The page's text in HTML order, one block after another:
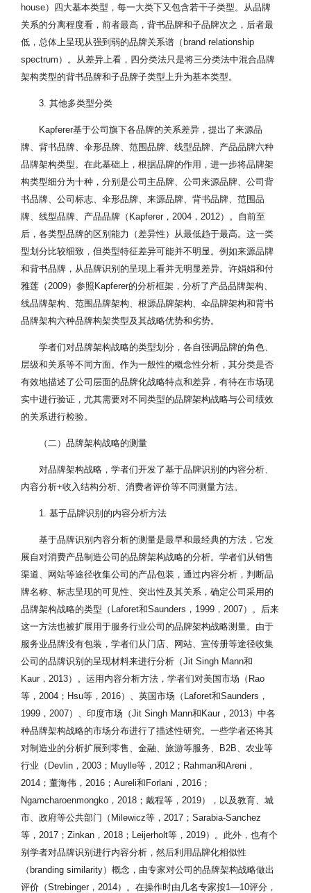
house）四大基本类型，每一大类下又包含若干子类型。从品牌
关系的分离程度看，前者最高，背书品牌和子品牌次之，后者最
低，总体上呈现从强到弱的品牌关系谱（brand relationship
spectrum）。从差异上看，四分类法只是将三分类法中混合品牌
架构类型的背书品牌和子品牌子类型上升为基本类型。
3. 其他多类型分类
Kapferer基于公司旗下各品牌的关系差异，提出了来源品
牌、背书品牌、伞形品牌、范围品牌、线型品牌、产品品牌六种
品牌架构类型。在此基础上，根据品牌的作用，进一步将品牌架
构类型细分为十种，分别是公司主品牌、公司来源品牌、公司背
书品牌、公司标志、伞形品牌、来源品牌、背书品牌、范围品
牌、线型品牌、产品品牌（Kapferer，2004，2012）。自前至
后，各类型品牌的区别能力（差异性）从最低趋于最高。这一类
型划分比较细致，但类型特征差异可能并不明显。例如来源品牌
和背书品牌，从品牌识别的呈现上看并无明显差异。许娟娟和付
雅莲（2009）参照Kapferer的分析框架，分析了产品品牌架构、
线品牌架构、范围品牌架构、根源品牌架构、伞品牌架构和背书
品牌架构六种品牌构架类型及其战略优势和劣势。
学者们对品牌架构战略的类型划分，各自强调品牌的角色、
层级和关系等不同方面。作为一般性的概念性分析，其分类是否
有效地描述了公司层面的品牌化战略特点和差异，有待在市场现
实中进行验证，尤其需要对不同类型的品牌架构战略与公司绩效
的关系进行检验。
（二）品牌架构战略的测量
对品牌架构战略，学者们开发了基于品牌识别的内容分析、
内容分析+收入结构分析、消费者评价等不同测量方法。
1. 基于品牌识别的内容分析方法
基于品牌识别内容分析的测量是最早和最经典的方法，它发
展自对消费产品制造公司的品牌架构战略的分析。学者们从销售
渠道、网站等途径收集公司的产品包装，通过内容分析，判断品
牌名称、标志呈现的可见性、突出性及其关系，确定公司采用的
品牌架构战略的类型（Laforet和Saunders，1999，2007）。后来
这一方法也被扩展用于服务行业公司的品牌架构战略测量。由于
服务业品牌没有包装，学者们从门店、网站、宣传册等途径收集
公司的品牌识别的呈现材料来进行分析（Jit Singh Mann和
Kaur，2013）。运用内容分析方法，学者们对美国市场（Rao
等，2004；Hsu等，2016）、英国市场（Laforet和Saunders，
1999，2007）、印度市场（Jit Singh Mann和Kaur，2013）中各
种品牌架构战略的市场分布进行了描述性研究。一些学者还将其
对制造业的分析扩展到零售、金融、旅游等服务、B2B、农业等
行业（Devlin，2003；Muylle等，2012；Rahman和Areni，
2014；董海伟，2016；Aureli和Forlani，2016；
Ngamcharoenmongko，2018；戴程等，2019），以及教育、城
市、政府等公共部门（Milewicz等，2017；Sarabia-Sanchez
等，2017；Zinkan，2018；Leijerholt等，2019）。此外，也有个
别学者对品牌识别进行内容分析，然后利用品牌化相似性
（branding similarity）概念，由专家对公司的品牌架构战略做出
评价（Strebinger，2014）。在操作时由几名专家按1—10评分，